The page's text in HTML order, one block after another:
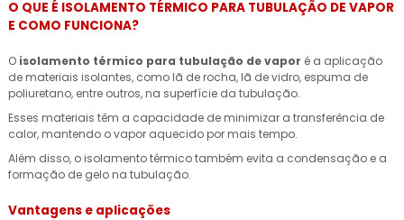
O QUE É ISOLAMENTO TÉRMICO PARA TUBULAÇÃO DE VAPOR
E COMO FUNCIONA?
O isolamento térmico para tubulação de vapor é a aplicação
de materiais isolantes, como lã de rocha, lã de vidro, espuma de
poliuretano, entre outros, na superfície da tubulação.
Esses materiais têm a capacidade de minimizar a transferência de
calor, mantendo o vapor aquecido por mais tempo.
Além disso, o isolamento térmico também evita a condensação e a
formação de gelo na tubulação.
Vantagens e aplicações